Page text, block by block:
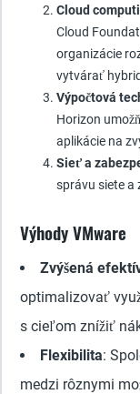
Cloud
Cloud
organizácie
vytvárať
Výpočtová
Horizon
aplikácie na
Sieť a
správu siete a
Výhody VMware
Zvýšená
optimalizovať
s cieľom znížiť
Flexibilita:
medzi rôznymi